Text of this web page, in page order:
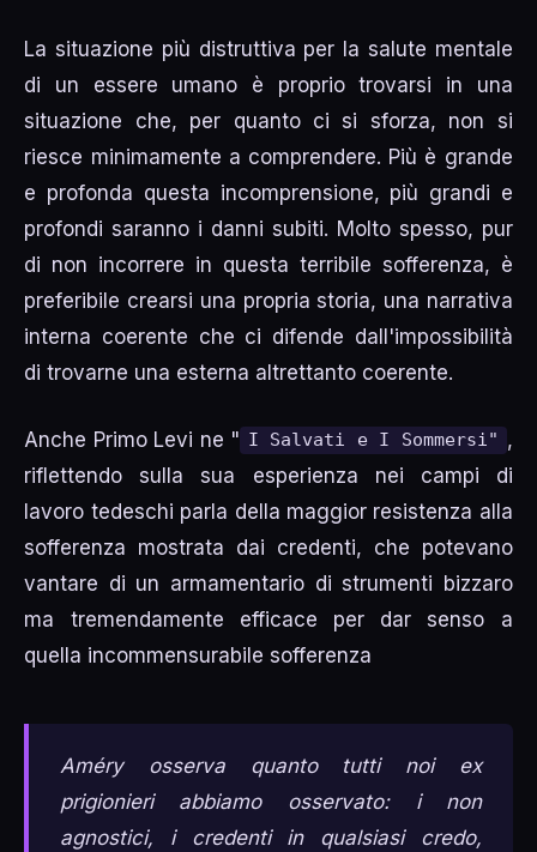
La situazione più distruttiva per la salute mentale
di un essere umano è proprio trovarsi in una
situazione che, per quanto ci si sforza, non si
riesce minimamente a comprendere. Più è grande
e profonda questa incomprensione, più grandi e
profondi saranno i danni subiti. Molto spesso, pur
di non incorrere in questa terribile sofferenza, è
preferibile crearsi una propria storia, una narrativa
interna coerente che ci difende dall'impossibilità
di trovarne una esterna altrettanto coerente.
Anche Primo Levi ne " I Salvati e I Sommersi" ,
riflettendo sulla sua esperienza nei campi di
lavoro tedeschi parla della maggior resistenza alla
sofferenza mostrata dai credenti, che potevano
vantare di un armamentario di strumenti bizzaro
ma tremendamente efficace per dar senso a
quella incommensurabile sofferenza
Améry osserva quanto tutti noi ex
prigionieri abbiamo osservato: i non
agnostici, i credenti in qualsiasi credo,